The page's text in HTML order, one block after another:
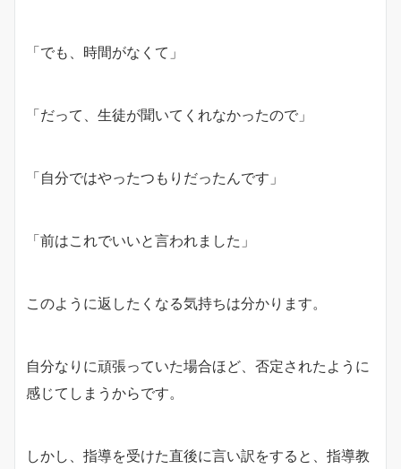
「でも、時間がなくて」
「だって、生徒が聞いてくれなかったので」
「自分ではやったつもりだったんです」
「前はこれでいいと言われました」
このように返したくなる気持ちは分かります。
自分なりに頑張っていた場合ほど、否定されたように
感じてしまうからです。
しかし、指導を受けた直後に言い訳をすると、指導教